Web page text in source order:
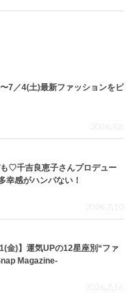
7／4(土)最新ファッションをピ
2026.7.8
♡千吉良恵子さんプロデュー
幸感がハンパない！
2026.7.10
金)】運気UPの12星座別“ファ
Magazine-
2026.7.16